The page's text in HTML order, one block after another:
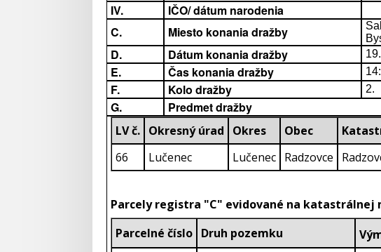
IV.
IČO/ dátum narodenia
C.
Miesto konania dražby
D. Dátum konania dražby
E. Čas konania dražby
F. Kolo dražby 2.
G. Predmet dražby
LV č. Okresný úrad Okres Obec
66
Lučenec Lučenec Radzovce
Parcely registra "C" evidované na katastrálnej
Parcelné číslo Druh pozemku